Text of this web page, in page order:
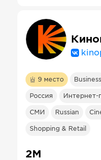
9 место Business
Россия Интернет-
СМИ Russian
Shopping & Retail
2М